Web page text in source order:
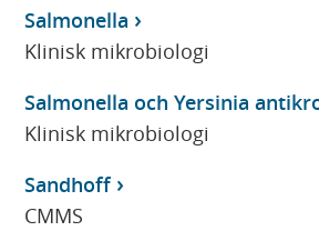
Salmonella
Klinisk mikrobiologi
Salmonella och Yersinia
Klinisk mikrobiologi
Sandhoff
CMMS